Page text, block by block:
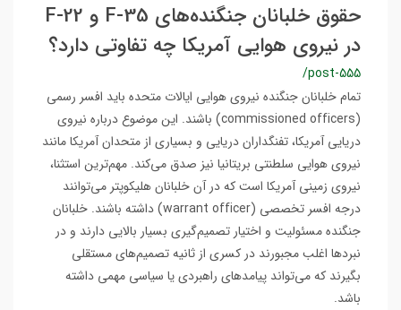
حقوق خلبانان جنگنده‌های F-35 و F-22
در نیروی هوایی آمریکا چه تفاوتی دارد؟
/post-555
تمام خلبانان جنگنده نیروی هوایی ایالات متحده باید افسر رسمی
(commissioned officers) باشند. این موضوع درباره نیروی
دریایی آمریکا، تفنگداران دریایی و بسیاری از متحدان آمریکا مانند
نیروی هوایی سلطنتی بریتانیا نیز صدق می‌کند. مهم‌ترین استثنا،
نیروی زمینی آمریکا است که در آن خلبانان هلیکوپتر می‌توانند
درجه افسر تخصصی (warrant officer) داشته باشند. خلبانان
جنگنده مسئولیت و اختیار تصمیم‌گیری بسیار بالایی دارند و در
نبردها اغلب مجبورند در کسری از ثانیه تصمیم‌های مستقلی
بگیرند که می‌تواند پیامدهای راهبردی یا سیاسی مهمی داشته
باشد.